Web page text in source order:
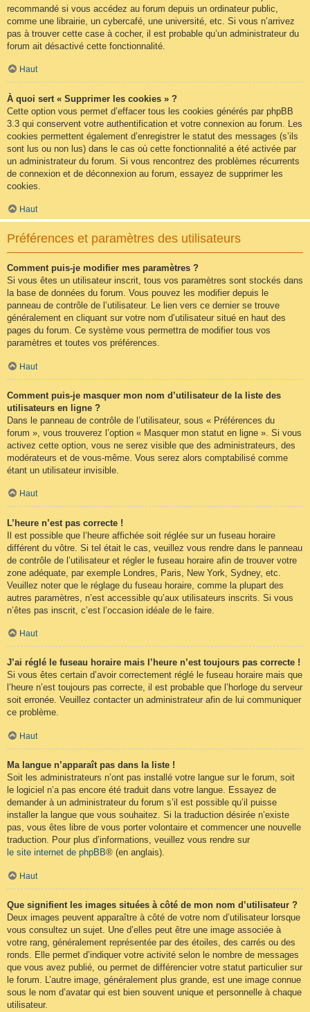
recommandé si vous accédez au forum depuis un ordinateur public,
comme une librairie, un cybercafé, une université, etc. Si vous n’arrivez
pas à trouver cette case à cocher, il est probable qu’un administrateur du
forum ait désactivé cette fonctionnalité.
Haut
À quoi sert « Supprimer les cookies » ?
Cette option vous permet d’effacer tous les cookies générés par phpBB
3.3 qui conservent votre authentification et votre connexion au forum. Les
cookies permettent également d’enregistrer le statut des messages (s’ils
sont lus ou non lus) dans le cas où cette fonctionnalité a été activée par
un administrateur du forum. Si vous rencontrez des problèmes récurrents
de connexion et de déconnexion au forum, essayez de supprimer les
cookies.
Haut
Préférences et paramètres des utilisateurs
Comment puis-je modifier mes paramètres ?
Si vous êtes un utilisateur inscrit, tous vos paramètres sont stockés dans
la base de données du forum. Vous pouvez les modifier depuis le
panneau de contrôle de l’utilisateur. Le lien vers ce dernier se trouve
généralement en cliquant sur votre nom d’utilisateur situé en haut des
pages du forum. Ce système vous permettra de modifier tous vos
paramètres et toutes vos préférences.
Haut
Comment puis-je masquer mon nom d’utilisateur de la liste des
utilisateurs en ligne ?
Dans le panneau de contrôle de l’utilisateur, sous « Préférences du
forum », vous trouverez l’option « Masquer mon statut en ligne ». Si vous
activez cette option, vous ne serez visible que des administrateurs, des
modérateurs et de vous-même. Vous serez alors comptabilisé comme
étant un utilisateur invisible.
Haut
L’heure n’est pas correcte !
Il est possible que l’heure affichée soit réglée sur un fuseau horaire
différent du vôtre. Si tel était le cas, veuillez vous rendre dans le panneau
de contrôle de l’utilisateur et régler le fuseau horaire afin de trouver votre
zone adéquate, par exemple Londres, Paris, New York, Sydney, etc.
Veuillez noter que le réglage du fuseau horaire, comme la plupart des
autres paramètres, n’est accessible qu’aux utilisateurs inscrits. Si vous
n’êtes pas inscrit, c’est l’occasion idéale de le faire.
Haut
J’ai réglé le fuseau horaire mais l’heure n’est toujours pas correcte !
Si vous êtes certain d’avoir correctement réglé le fuseau horaire mais que
l’heure n’est toujours pas correcte, il est probable que l’horloge du serveur
soit erronée. Veuillez contacter un administrateur afin de lui communiquer
ce problème.
Haut
Ma langue n’apparaît pas dans la liste !
Soit les administrateurs n’ont pas installé votre langue sur le forum, soit
le logiciel n’a pas encore été traduit dans votre langue. Essayez de
demander à un administrateur du forum s’il est possible qu’il puisse
installer la langue que vous souhaitez. Si la traduction désirée n’existe
pas, vous êtes libre de vous porter volontaire et commencer une nouvelle
traduction. Pour plus d’informations, veuillez vous rendre sur
le site internet de phpBB® (en anglais).
Haut
Que signifient les images situées à côté de mon nom d’utilisateur ?
Deux images peuvent apparaître à côté de votre nom d’utilisateur lorsque
vous consultez un sujet. Une d’elles peut être une image associée à
votre rang, généralement représentée par des étoiles, des carrés ou des
ronds. Elle permet d’indiquer votre activité selon le nombre de messages
que vous avez publié, ou permet de différencier votre statut particulier sur
le forum. L’autre image, généralement plus grande, est une image connue
sous le nom d’avatar qui est bien souvent unique et personnelle à chaque
utilisateur.